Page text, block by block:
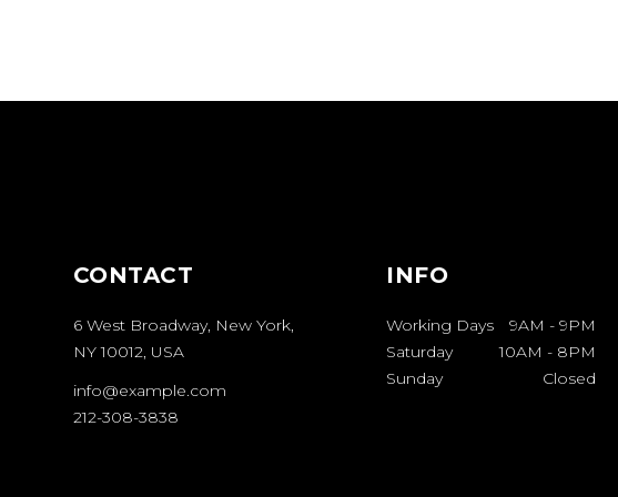
CONTACT
6 West Broadway, New York,
NY 10012, USA
info@example.com
212-308-3838
INFO
Working Days 9AM - 9PM
Saturday
10AM - 8PM
Sunday
Closed